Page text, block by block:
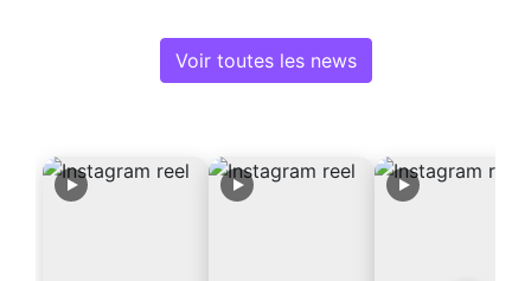
Voir toutes les news